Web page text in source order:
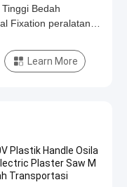
Bedah
Fixation peralatan
Learn More
Plastik Handle Osila
Plaster Saw M
Transportasi